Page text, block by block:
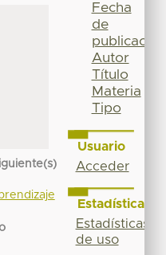
Fecha
de
publicación
Autor
Título
Materia
Tipo
Usuario
Acceder
Estadísticas
Estadísticas
de uso